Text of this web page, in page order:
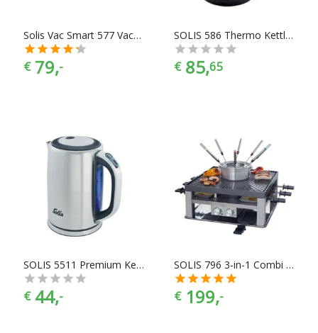
Solis Vac Smart 577 Vacumeermachine
€ 79,-
SOLIS 586 Thermo Kettle Waterkoker - 1,5 L
€ 85,65
SOLIS 5511 Premium Kettle Waterkoker - 1,5 L
€ 44,-
SOLIS 796 3-in-1 Combi Grill, Fondue & Gourmet
€ 199,-